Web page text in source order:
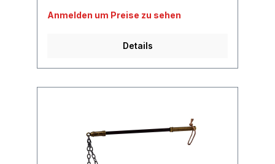
Anmelden um Preise zu sehen
Details